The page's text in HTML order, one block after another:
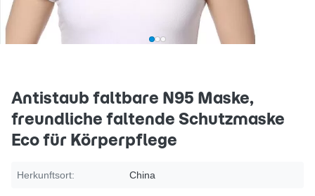
Antistaub faltbare N95 Maske,
freundliche faltende Schutzmaske
Eco für Körperpflege
Herkunftsort: China